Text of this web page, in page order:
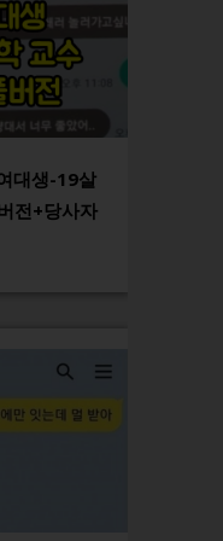
대생-19살
전+당사자